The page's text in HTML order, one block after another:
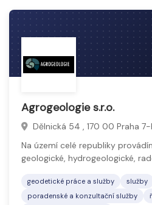
Agrogeologie s.r.o.
Dělnická 54 , 170 00 Praha
Na území celé republiky
geologické, hydrogeologické,
geodetické práce a služby
služby
poradenské a konzultační služby